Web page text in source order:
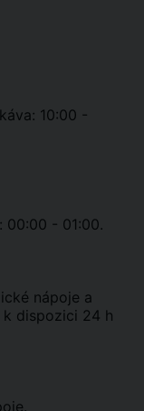
10:00 -
00:00 - 01:00.
nápoje a
dispozici 24 h